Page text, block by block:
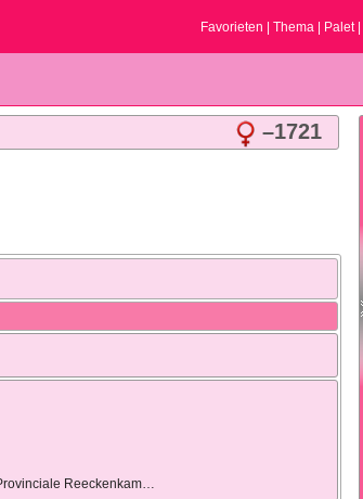
Favorieten Thema Palet
–1721
Reeckenkam…